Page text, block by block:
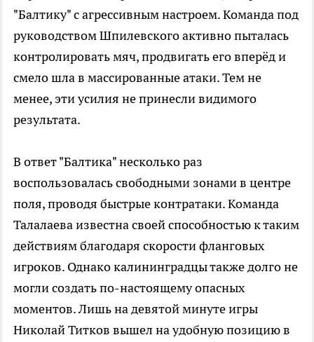
"Балтику" с агрессивным настроем. Команда под
руководством Шпилевского активно пыталась
контролировать мяч, продвигать его вперёд и
смело шла в массированные атаки. Тем не
менее, эти усилия не принесли видимого
результата.
В ответ "Балтика" несколько раз
воспользовалась свободными зонами в центре
поля, проводя быстрые контратаки. Команда
Талалаева известна своей способностью к таким
действиям благодаря скорости фланговых
игроков. Однако калининградцы также долго не
могли создать по-настоящему опасных
моментов. Лишь на девятой минуте игры
Николай Титков вышел на удобную позицию в